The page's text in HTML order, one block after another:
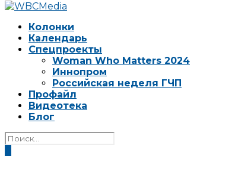
Колонки
Календарь
Спецпроекты
Woman Who Matters 2024
Иннопром
Российская неделя ГЧП
Профайл
Видеотека
Блог